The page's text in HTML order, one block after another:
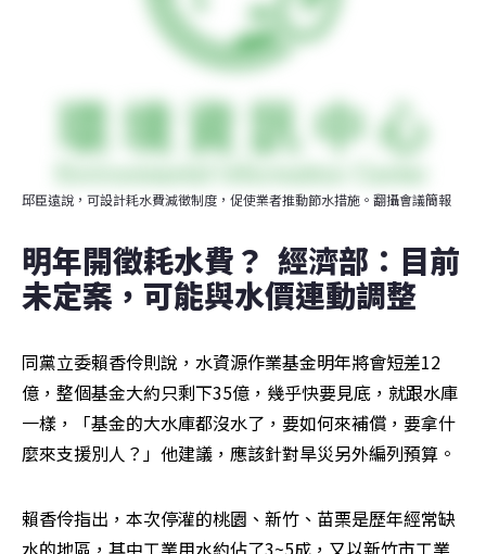
邱臣遠說，可設計耗水費減徵制度，促使業者推動節水措施。翻攝會議簡報
明年開徵耗水費？  經濟部：目前
未定案，可能與水價連動調整
同黨立委賴香伶則說，水資源作業基金明年將會短差12
億，整個基金大約只剩下35億，幾乎快要見底，就跟水庫
一樣，「基金的大水庫都沒水了，要如何來補償，要拿什
麼來支援別人？」他建議，應該針對旱災另外編列預算。
賴香伶指出，本次停灌的桃園、新竹、苗栗是歷年經常缺